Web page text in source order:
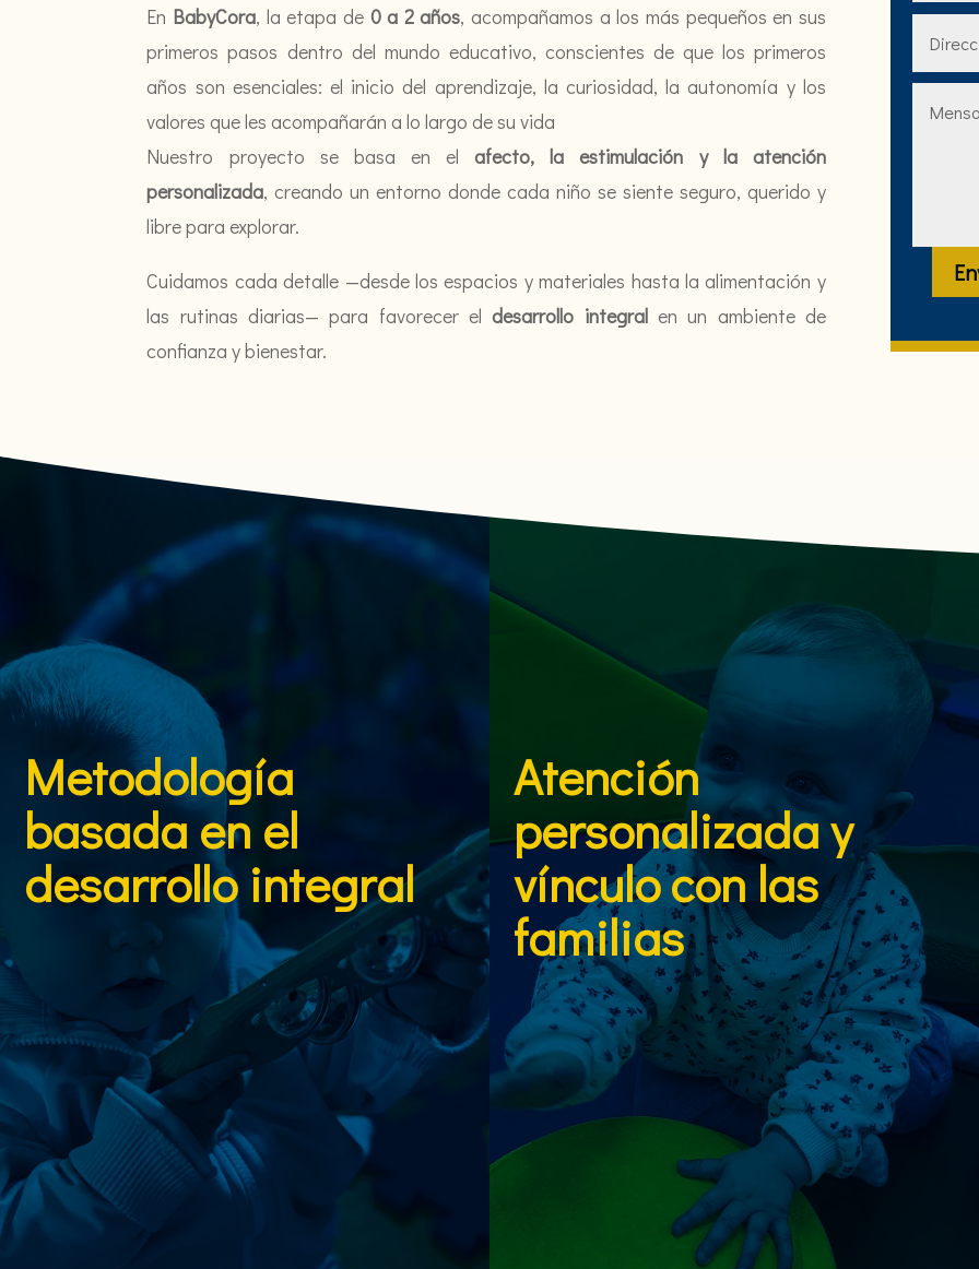
En BabyCora, la etapa de 0 a 2 años, acompañamos a los más pequeños en sus
primeros pasos dentro del mundo educativo, conscientes de que los primeros
años son esenciales: el inicio del aprendizaje, la curiosidad, la autonomía y los
valores que les acompañarán a lo largo de su vida
Nuestro proyecto se basa en elafecto, la estimulación y la atención
personalizada, creando un entorno donde cada niño se siente seguro, querido y
libre para explorar.
Cuidamos cada detalle —desde los espacios y materiales hasta la alimentación y
las rutinas diarias— para favorecer eldesarrollo integralen un ambiente de
confianza y bienestar.
Metodología
basada en el
desarrollo integral
Aplicamos una metodología centrada en la
estimulación sensorial, emocional y experimental
diseñando situaciones de aprendizaje que respetan
el ritmo evolutivo de cada niño. Utilizamos recursos
como la psicomotricidad, actividades musicales,
talleres creativos, proyectos sensoriales y ejercicios
de educación emocional. También integrados
prácticas como el yoga, para favorecer el equilibrio
entre cuerpo y mente.
Atención
personalizada y
vínculo con las
familias
Nuestro equipo educativo está formado por
profesionales especializados en la primera infancia,
comprometidos con una atención cálida, cercana y
adaptada a cada niño. Mantenemos una
comunicación constante con las familias,
invitándolas a involucrarse, compartir experiencias y
conocer el día a día de sus pequeños. En BabyCora
creemos que la relación escuela-familia fortalece el